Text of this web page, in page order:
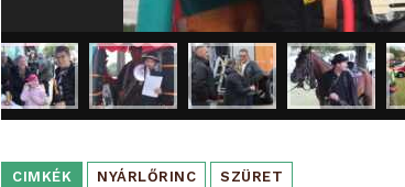
CIMKÉK NYÁRLŐRINC SZÜRET